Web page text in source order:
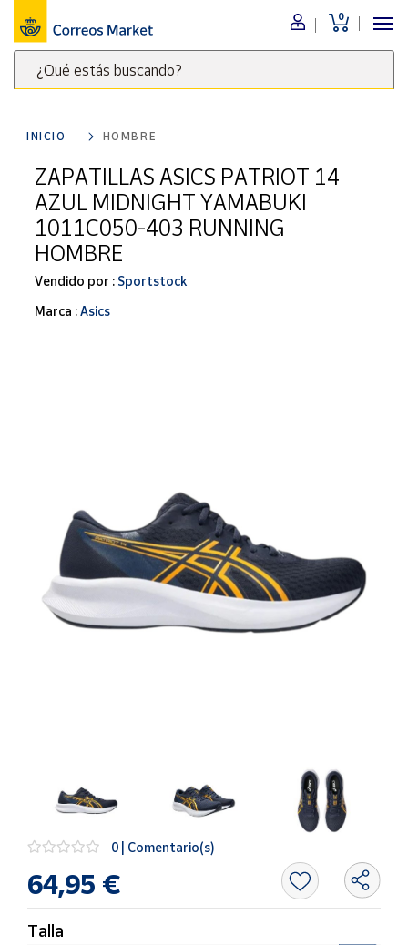
0
¿Qué estás buscando?
clave
para
buscar
productos
Correos
Market
Menú
Nuestro
catálogo
Alimentación
Bebidas
Ocio y cultura
Juguetes y
juegos
Libros y
Ceuta y Melilla
populares
Solidarios
Ayuda
INICIO HOMBRE
ZAPATILLAS ASICS PATRIOT 14
AZUL MIDNIGHT YAMABUKI
1011C050-403 RUNNING
HOMBRE
Vendido por : Sportstock
Marca :Asics
0 | Comentario(s)
64,95 €
Talla